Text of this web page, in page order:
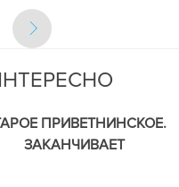
ПРИВЕТНИНСКОЕ.
ЗАКАНЧИВАЕТ